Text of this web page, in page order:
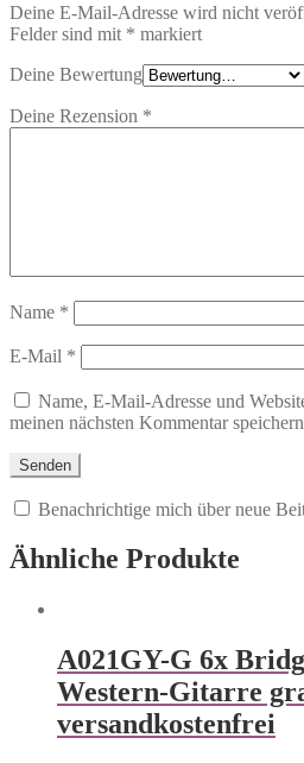
Deine E-Mail-Adresse wird nicht
Felder sind mit * markiert
Deine Bewertung
Deine Rezension *
Name *
E-Mail *
Name, E-Mail-Adresse und
meinen nächsten Kommentar
Benachrichtige mich über neue
Ähnliche Produkte
A021GY-G 6x
Western-Gitarre
versandkostenfrei